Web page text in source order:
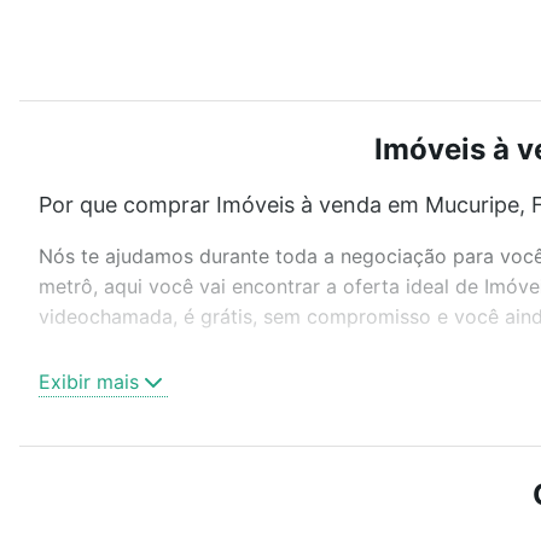
Imóveis à
Por que comprar Imóveis à venda em Mucuripe,
Nós te ajudamos durante toda a negociação para
metrô, aqui você vai encontrar a oferta ideal de
videochamada, é grátis, sem compromisso e você
ou sem vaga de garagem para combinar
Imóveis à venda em Mucuripe, Fortaleza, CE ideal
Qual o preço de Imóveis à venda em Mucuripe,
Exibir mais